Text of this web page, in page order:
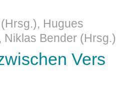
Hugues
Niklas Bender (Hrsg.)
Vers